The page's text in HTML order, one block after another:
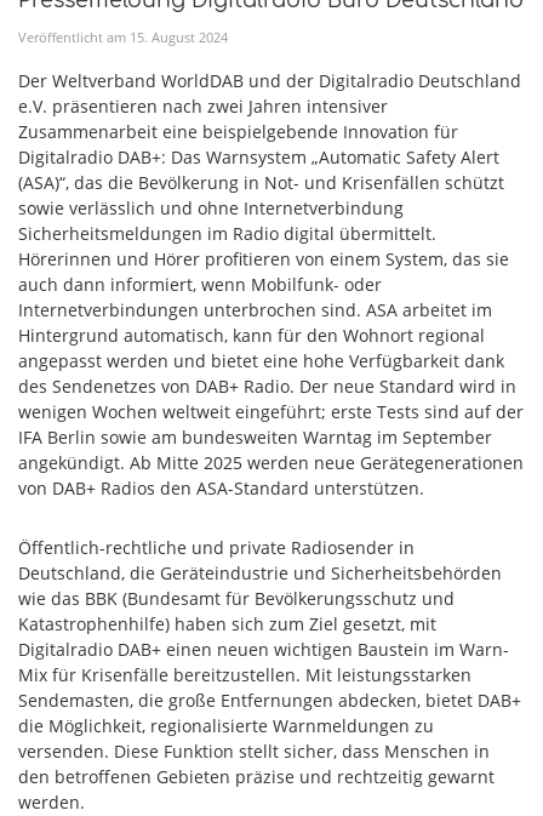
Veröffentlicht am 15. August 2024
Der Weltverband WorldDAB und der Digitalradio Deutschland
e.V. präsentieren nach zwei Jahren intensiver
Zusammenarbeit eine beispielgebende Innovation für
Digitalradio DAB+: Das Warnsystem „Automatic Safety Alert
(ASA)“, das die Bevölkerung in Not- und Krisenfällen schützt
sowie verlässlich und ohne Internetverbindung
Sicherheitsmeldungen im Radio digital übermittelt.
Hörerinnen und Hörer profitieren von einem System, das sie
auch dann informiert, wenn Mobilfunk- oder
Internetverbindungen unterbrochen sind. ASA arbeitet im
Hintergrund automatisch, kann für den Wohnort regional
angepasst werden und bietet eine hohe Verfügbarkeit dank
des Sendenetzes von DAB+ Radio. Der neue Standard wird in
wenigen Wochen weltweit eingeführt; erste Tests sind auf der
IFA Berlin sowie am bundesweiten Warntag im September
angekündigt. Ab Mitte 2025 werden neue Gerätegenerationen
von DAB+ Radios den ASA-Standard unterstützen.
Öffentlich-rechtliche und private Radiosender in
Deutschland, die Geräteindustrie und Sicherheitsbehörden
wie das BBK (Bundesamt für Bevölkerungsschutz und
Katastrophenhilfe) haben sich zum Ziel gesetzt, mit
Digitalradio DAB+ einen neuen wichtigen Baustein im Warn-
Mix für Krisenfälle bereitzustellen. Mit leistungsstarken
Sendemasten, die große Entfernungen abdecken, bietet DAB+
die Möglichkeit, regionalisierte Warnmeldungen zu
versenden. Diese Funktion stellt sicher, dass Menschen in
den betroffenen Gebieten präzise und rechtzeitig gewarnt
werden.